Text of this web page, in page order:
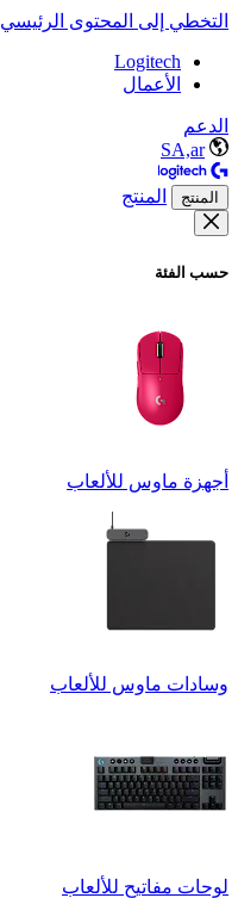
التخطي إلى المحتوى الرئيسي
Logitech
الأعمال
الدعم
SA,ar
المنتج المنتج
حسب الفئة
أجهزة ماوس للألعاب
وسادات ماوس للألعاب
لوحات مفاتيح للألعاب